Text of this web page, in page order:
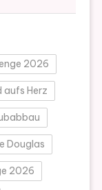
2026
aufs Herz
Douglas
2026